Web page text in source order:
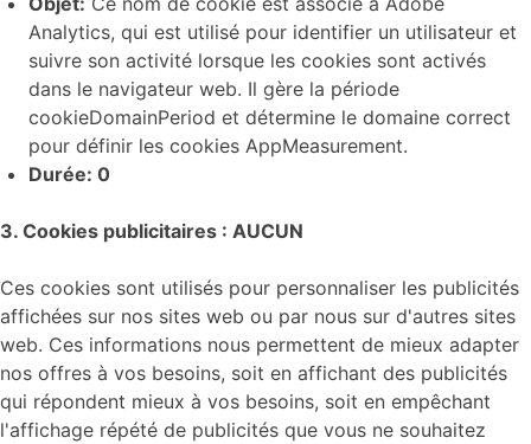
Analytics, qui est utilisé pour identifier un utilisateur et
suivre son activité lorsque les cookies sont activés
dans le navigateur web. Il gère la période
cookieDomainPeriod et détermine le domaine correct
pour définir les cookies AppMeasurement.
Durée: 0
3. Cookies publicitaires : AUCUN
Ces cookies sont utilisés pour personnaliser les publicités
affichées sur nos sites web ou par nous sur d'autres sites
web. Ces informations nous permettent de mieux adapter
nos offres à vos besoins, soit en affichant des publicités
qui répondent mieux à vos besoins, soit en empêchant
l'affichage répété de publicités que vous ne souhaitez